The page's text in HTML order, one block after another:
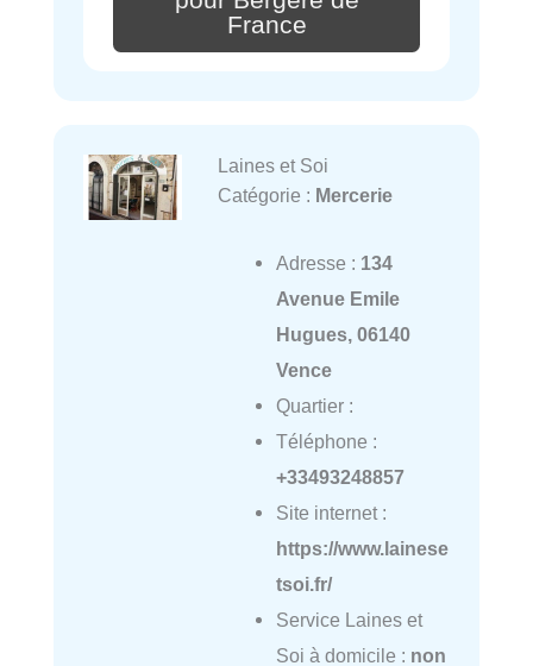
France
Laines et Soi
Catégorie : Mercerie
Adresse : 134
Avenue Emile
Hugues, 06140
Vence
Quartier :
Téléphone :
+33493248857
Site internet :
https://www.lainese
tsoi.fr/
Service Laines et
Soi à domicile : non